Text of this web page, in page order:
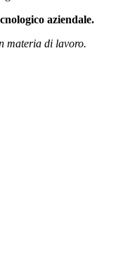
aziendale.
materia di lavoro.